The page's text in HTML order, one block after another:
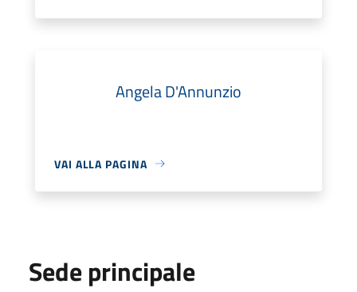
Angela D'Annunzio
VAI ALLA PAGINA
Sede principale